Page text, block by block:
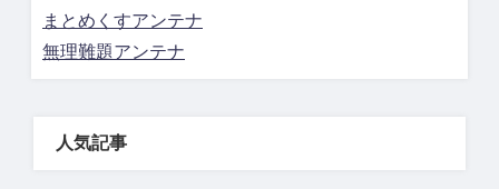
まとめくすアンテナ
無理難題アンテナ
人気記事